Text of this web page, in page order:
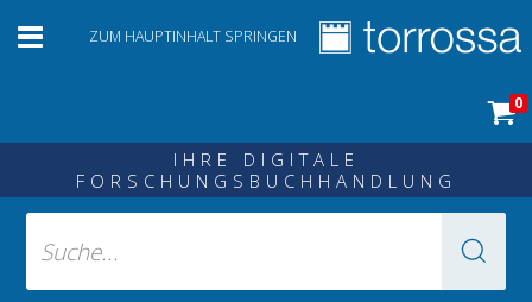
ZUM HAUPTINHALT SPRINGEN
0
IHRE DIGITALE
FORSCHUNGSBUCHHANDLUNG